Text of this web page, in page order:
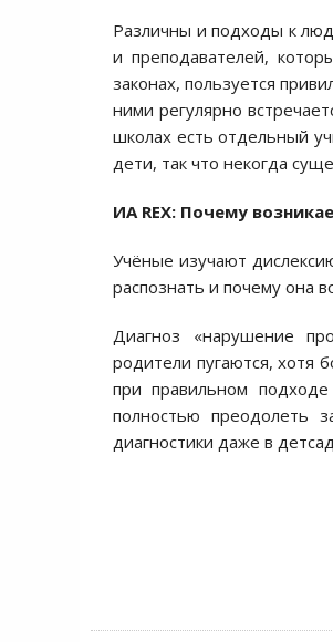
Различны и подходы к
и преподавателей,
законах, пользуется
ними регулярно
школах есть отдельный
дети, так что некогда
ИА REX: Почему
Учёные изучают
распознать и почему она
Диагноз «нарушение
родители пугаются, хотя
при правильном
полностью преодолеть
диагностики даже в